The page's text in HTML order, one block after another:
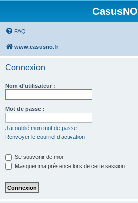
CasusNO
FAQ
www.casusno.fr
Connexion
Nom d’utilisateur :
Mot de passe :
J’ai oublié mon mot de passe
Renvoyer le courriel d’activation
Se souvenir de moi
Masquer ma présence lors de cette session